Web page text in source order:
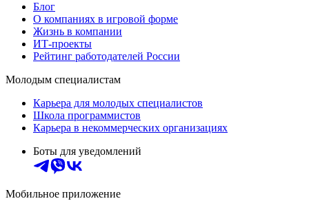
Блог
О компаниях в игровой форме
Жизнь в компании
ИТ-проекты
Рейтинг работодателей России
Молодым специалистам
Карьера для молодых специалистов
Школа программистов
Карьера в некоммерческих организациях
Боты для уведомлений
Мобильное приложение